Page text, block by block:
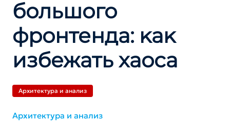
большого
фронтенда: ĸаĸ
избежать хаоса
Архитектура и анализ
Архитектура и анализ